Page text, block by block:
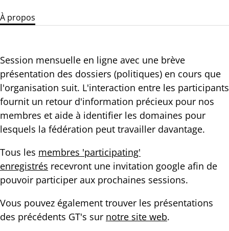
À propos
Session mensuelle en ligne avec une brève
présentation des dossiers (politiques) en cours que
l'organisation suit. L'interaction entre les participants
fournit un retour d'information précieux pour nos
membres et aide à identifier les domaines pour
lesquels la fédération peut travailler davantage.
Tous les membres 'participating'
enregistrés recevront une invitation google afin de
pouvoir participer aux prochaines sessions.
Vous pouvez également trouver les présentations
des précédents GT's sur notre site web.